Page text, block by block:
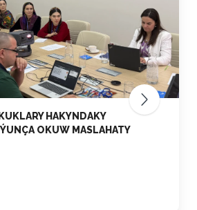
HAKYNDAKY
OKUW MASLAHATY